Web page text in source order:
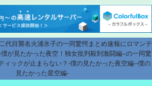
代目襲名火浦氷子の一同驚愕まとめ速報にロマンテ
が見たかった夜空！独女批判殺到激闘編--の一同驚
ィックが止まらない？-僕の見たかった夜空編--僕の
見たかった星空編-